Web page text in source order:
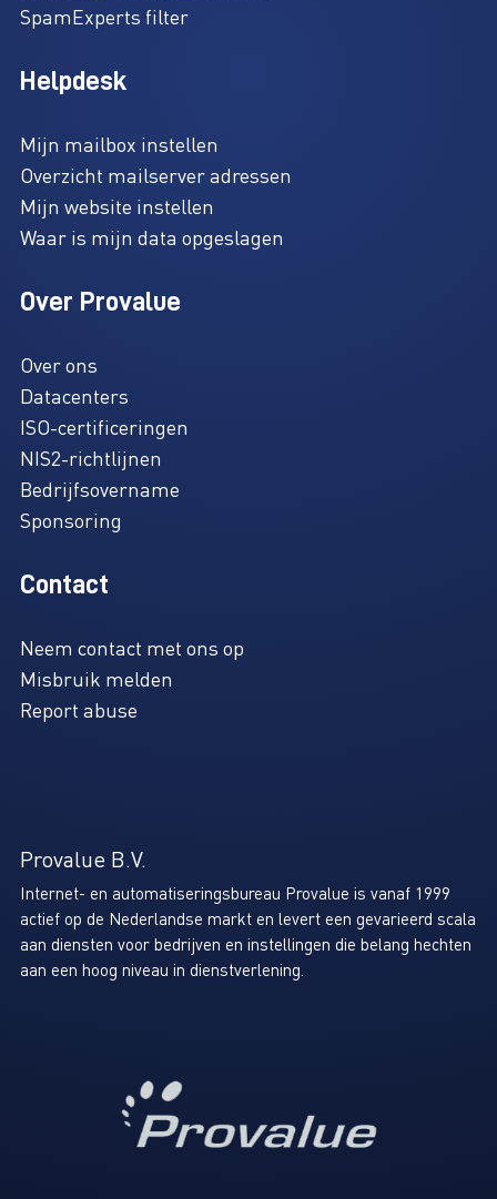
SpamExperts filter
Helpdesk
Mijn mailbox instellen
Overzicht mailserver adressen
Mijn website instellen
Waar is mijn data opgeslagen
Over Provalue
Over ons
Datacenters
ISO-certificeringen
NIS2-richtlijnen
Bedrijfsovername
Sponsoring
Contact
Neem contact met ons op
Misbruik melden
Report abuse
Provalue B.V.
Internet- en automatiseringsbureau Provalue is vanaf 1999
actief op de Nederlandse markt en levert een gevarieerd scala
aan diensten voor bedrijven en instellingen die belang hechten
aan een hoog niveau in dienstverlening.